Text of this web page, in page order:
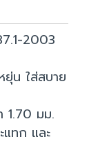
2003
น ใส่สบาย
1.70 มม.
ทก และ